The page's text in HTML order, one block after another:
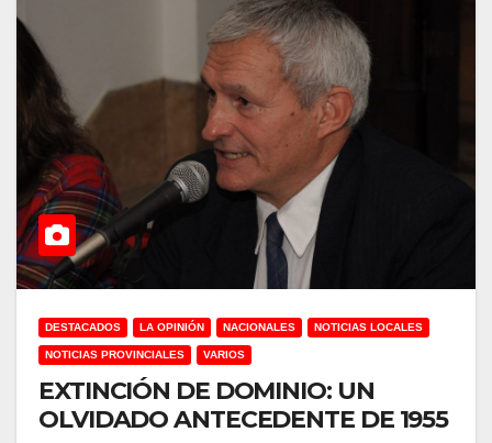
DESTACADOS LA OPINIÓN NACIONALES NOTICIAS LOCALES
NOTICIAS PROVINCIALES VARIOS
EXTINCIÓN DE DOMINIO: UN
OLVIDADO ANTECEDENTE DE 1955